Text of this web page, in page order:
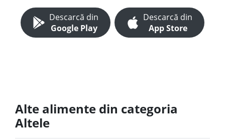
Descarcă din
Google Play
Descarcă din
App Store
Alte alimente din categoria
Altele